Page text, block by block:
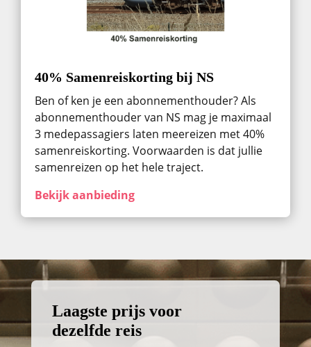
40% Samenreiskorting bij NS
Ben of ken je een abonnementhouder? Als
abonnementhouder van NS mag je maximaal
3 medepassagiers laten meereizen met 40%
samenreiskorting. Voorwaarden is dat jullie
samenreizen op het hele traject.
Bekijk aanbieding
Laagste prijs voor
dezelfde reis